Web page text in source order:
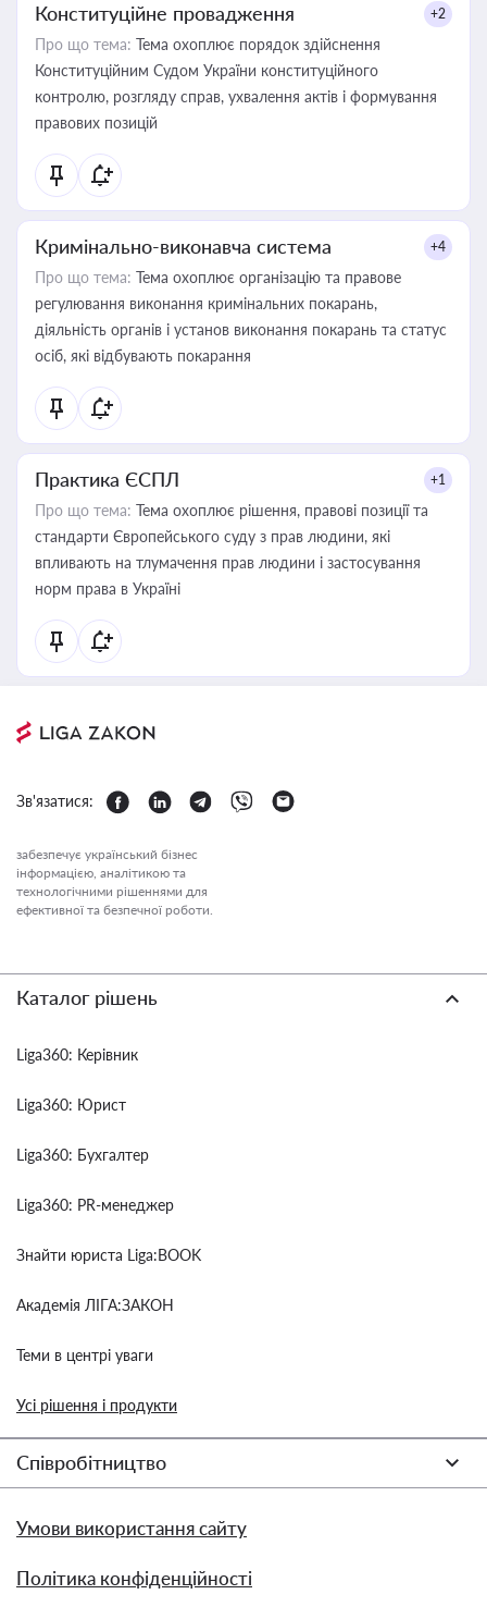
Конституційне провадження +2
Про що тема: Тема охоплює порядок здійснення
Конституційним Судом України конституційного
контролю, розгляду справ, ухвалення актів і формування
правових позицій
Кримінально-виконавча система +4
Про що тема: Тема охоплює організацію та правове
регулювання виконання кримінальних покарань,
діяльність органів і установ виконання покарань та статус
осіб, які відбувають покарання
Практика ЄСПЛ +1
Про що тема: Тема охоплює рішення, правові позиції та
стандарти Європейського суду з прав людини, які
впливають на тлумачення прав людини і застосування
норм права в Україні
Зв'язатися:
забезпечує український бізнес
інформацією, аналітикою та
технологічними рішеннями для
ефективної та безпечної роботи.
Каталог рішень
Liga360: Керівник
Liga360: Юрист
Liga360: Бухгалтер
Liga360: PR-менеджер
Знайти юриста Liga:BOOK
Академія ЛІГА:ЗАКОН
Теми в центрі уваги
Усі рішення і продукти
Співробітництво
Умови використання сайту
Політика конфіденційності